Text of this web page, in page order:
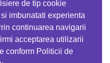
de tip cookie
imbunatati experienta
continuarea navigarii
acceptarea utilizarii
conform Politicii de
folosind codul